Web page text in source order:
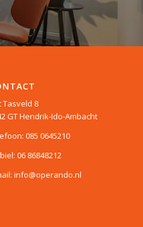
Tasveld 8
GT Hendrik-Ido-Ambacht
085 0645210
06 86848212
info@operando.nl